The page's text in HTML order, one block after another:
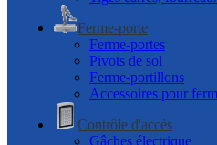
Ferme-porte
Ferme-portes
Pivots de sol
Ferme-portillons
Accessoires pour
Contrôle d'accès
Gâches électrique